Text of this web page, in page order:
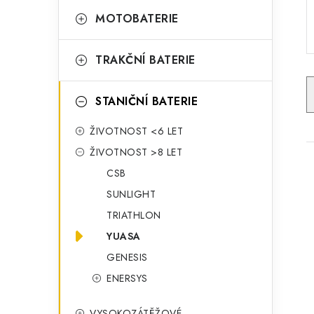
n
n
i
MOTOBATERIE
TRAKČNÍ BATERIE
STANIČNÍ BATERIE
ŽIVOTNOST <6 LET
ŽIVOTNOST >8 LET
CSB
SUNLIGHT
TRIATHLON
YUASA
GENESIS
ENERSYS